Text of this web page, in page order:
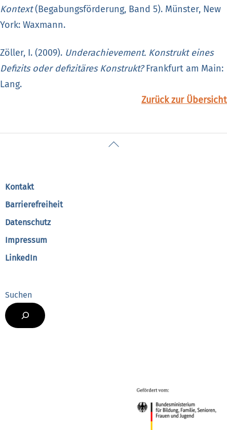
Kontext(Begabungsförderung, Band 5). Münster, New
York: Waxmann.
Zöller, I. (2009). Underachievement. Konstrukt eines
Defizits oder defizitäres Konstrukt?Frankfurt am Main:
Lang.
Zurück zur Übersicht
Back
Kontakt
Barrierefreiheit
Datenschutz
Impressum
LinkedIn
Suchen